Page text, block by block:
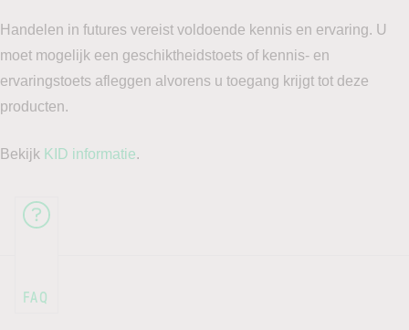
Handelen in futures vereist voldoende kennis en ervaring. U
moet mogelijk een geschiktheidstoets of kennis- en
ervaringstoets afleggen alvorens u toegang krijgt tot deze
producten.
Bekijk KID informatie.